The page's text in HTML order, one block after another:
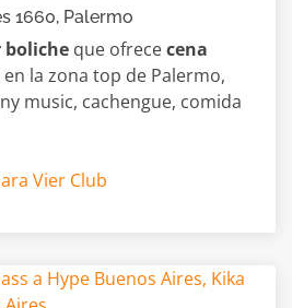
1660, Palermo
boliche que ofrececena
en la zona top de Palermo,
music, cachengue, comida
Vier Club